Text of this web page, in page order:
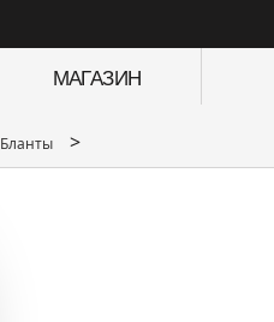
МАГАЗИН
Бланты >